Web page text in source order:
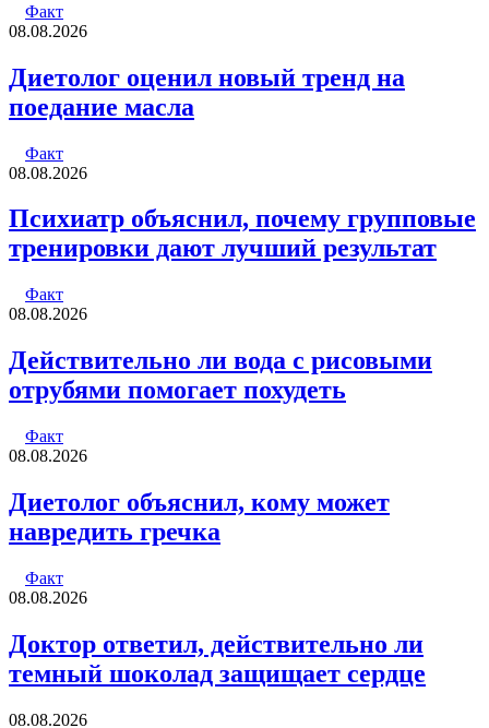
Факт
08.08.2026
Диетолог оценил новый тренд на
поедание масла
Факт
08.08.2026
Психиатр объяснил, почему групповые
тренировки дают лучший результат
Факт
08.08.2026
Действительно ли вода с рисовыми
отрубями помогает похудеть
Факт
08.08.2026
Диетолог объяснил, кому может
навредить гречка
Факт
08.08.2026
Доктор ответил, действительно ли
темный шоколад защищает сердце
08.08.2026